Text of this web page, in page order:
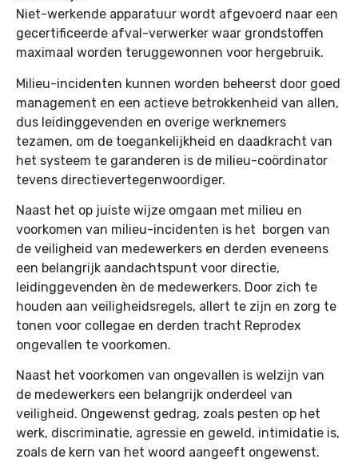
Niet-werkende apparatuur wordt afgevoerd naar een
gecertificeerde afval-verwerker waar grondstoffen
maximaal worden teruggewonnen voor hergebruik.
Milieu-incidenten kunnen worden beheerst door goed
management en een actieve betrokkenheid van allen,
dus leidinggevenden en overige werknemers
tezamen, om de toegankelijkheid en daadkracht van
het systeem te garanderen is de milieu-coördinator
tevens directievertegenwoordiger.
Naast het op juiste wijze omgaan met milieu en
voorkomen van milieu-incidenten is het borgen van
de veiligheid van medewerkers en derden eveneens
een belangrijk aandachtspunt voor directie,
leidinggevenden èn de medewerkers. Door zich te
houden aan veiligheidsregels, allert te zijn en zorg te
tonen voor collegae en derden tracht Reprodex
ongevallen te voorkomen.
Naast het voorkomen van ongevallen is welzijn van
de medewerkers een belangrijk onderdeel van
veiligheid. Ongewenst gedrag, zoals pesten op het
werk, discriminatie, agressie en geweld, intimidatie is,
zoals de kern van het woord aangeeft ongewenst.